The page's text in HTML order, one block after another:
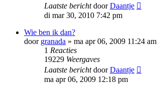
Laatste berichtdoorDaantje
di mar 30, 2010 7:42 pm
Wie ben ik dan?
door granada » ma apr 06, 2009 11:24 am
1 Reacties
19229 Weergaves
Laatste berichtdoorDaantje
ma apr 06, 2009 12:18 pm